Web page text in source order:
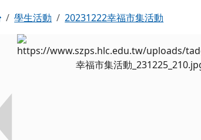
回首頁學生活動 20231222幸福市集活動